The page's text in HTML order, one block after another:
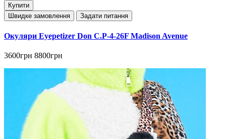
Купити
Швидке замовлення
Задати питання
Окуляри Eyepetizer Don C.P-4-26F Madison Avenue
3600грн 8800грн